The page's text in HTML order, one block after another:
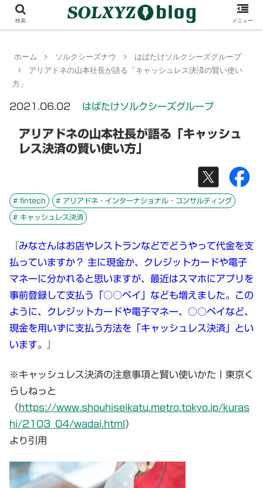
ホーム ソルクシーズナウ
はばたけソルクシーズグループ
アリアドネの山本社長が語る「キャッシュレス決済の賢い使い
方」
2021.06.02 はばたけソルクシーズグループ
アリアドネの山本社長が語る「キャッシュ
レス決済の賢い使い方」
# fintech # アリアドネ・インターナショナル・コンサルティング
# キャッシュレス決済
『みなさんはお店やレストランなどでどうやって代金を支
払っていますか？ 主に現金か、クレジットカードや電子
マネーに分かれると思いますが、最近はスマホにアプリを
事前登録して支払う「○○ペイ」なども増えました。この
ように、クレジットカードや電子マネー、○○ペイなど、
現金を用いずに支払う方法を「キャッシュレス決済」とい
います。
※キャッシュレス決済の注意事項と賢い使いかた丨東京く
らしねっと
（ https://www.shouhiseikatu.metro.tokyo.jp/kuras
hi/2103_04/wadai.html ）
より引用
検索 メニュー